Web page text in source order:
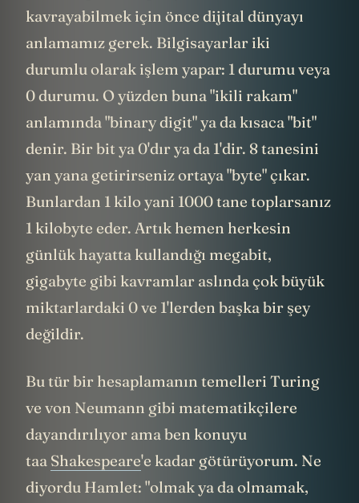
kavrayabilmek için önce dijital dünyayı
anlamamız gerek. Bilgisayarlar iki
durumlu olarak işlem yapar: 1 durumu veya
0 durumu. O yüzden buna "ikili rakam"
anlamında "binary digit" ya da kısaca "bit"
denir. Bir bit ya 0'dır ya da 1'dir. 8 tanesini
yan yana getirirseniz ortaya "byte" çıkar.
Bunlardan 1 kilo yani 1000 tane toplarsanız
1 kilobyte eder. Artık hemen herkesin
günlük hayatta kullandığı megabit,
gigabyte gibi kavramlar aslında çok büyük
miktarlardaki 0 ve 1'lerden başka bir şey
değildir.
Bu tür bir hesaplamanın temelleri Turing
ve von Neumann gibi matematikçilere
dayandırılıyor ama ben konuyu
taa Shakespeare'e kadar götürüyorum. Ne
diyordu Hamlet: "olmak ya da olmamak,